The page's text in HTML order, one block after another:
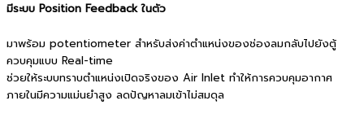
มีระบบ Position Feedback ในตัว
มาพร้อม potentiometer สำหรับส่งค่าตำแหน่งของช่องลมกลับไปยังตู้
ควบคุมแบบ Real-time
ช่วยให้ระบบทราบตำแหน่งเปิดจริงของ Air Inlet ทำให้การควบคุมอากาศ
ภายในมีความแม่นยำสูง ลดปัญหาลมเข้าไม่สมดุล